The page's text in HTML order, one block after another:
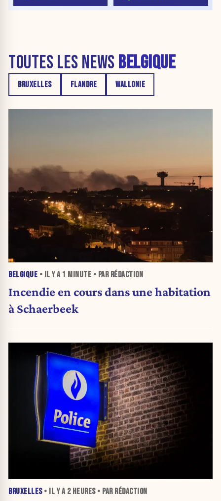
TOUTES LES NEWS BELGIQUE
BRUXELLES FLANDRE WALLONIE
BELGIQUE • IL Y A 1 MINUTE • PAR RÉDACTION
Incendie en cours dans une habitation
à Schaerbeek
BRUXELLES• IL Y A 2 HEURES• PAR RÉDACTION